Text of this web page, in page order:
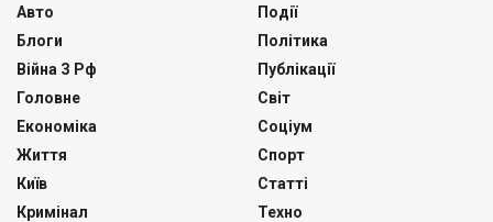
Авто
Блоги
Війна З Рф
Головне
Економіка
Життя
Київ
Кримінал
Події
Політика
Публікації
Світ
Соціум
Спорт
Статті
Техно